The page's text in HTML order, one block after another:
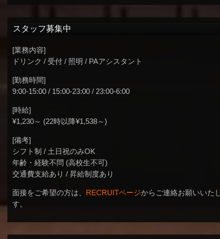
スタッフ募集中
[業務内容]
ドリンク / 受付 / 照明 / PAアシスタント
[勤務時間]
9:00-15:00 / 15:00-23:00 / 23:00-6:00
[時給]
¥1,230～ (22時以降¥1,538～)
[備考]
シフト制 / 土日祝のみOK
年齢・経験不問 (高校生不可)
交通費支給あり / 昇給制度あり
面接をご希望の方は、 RECRUITページからご連絡お願いいた
す。